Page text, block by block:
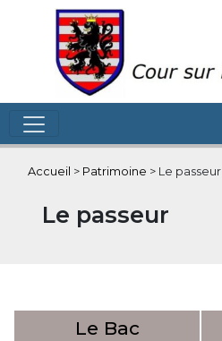
Accueil > Patrimoine > Le passeur
Le passeur
Le Bac